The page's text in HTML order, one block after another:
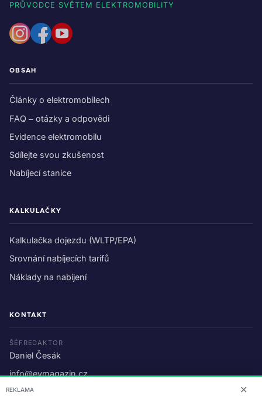
PRŮVODCE SVĚTEM ELEKTROMOBILITY
OBSAH
Články o elektromobilech
FAQ – otázky a odpovědi
Evidence elektromobilu
Sdílejte svou zkušenost
Nabíjecí stanice
KALKULAČKY
Kalkulačka dojezdu (WLTP/EPA)
Srovnání nabíjecích tarifů
Náklady na nabíjení
KONTAKT
ŠÉFREDAKTOR
Daniel Česák
info@evmagazin.cz
O nás
REKLAMA ✕